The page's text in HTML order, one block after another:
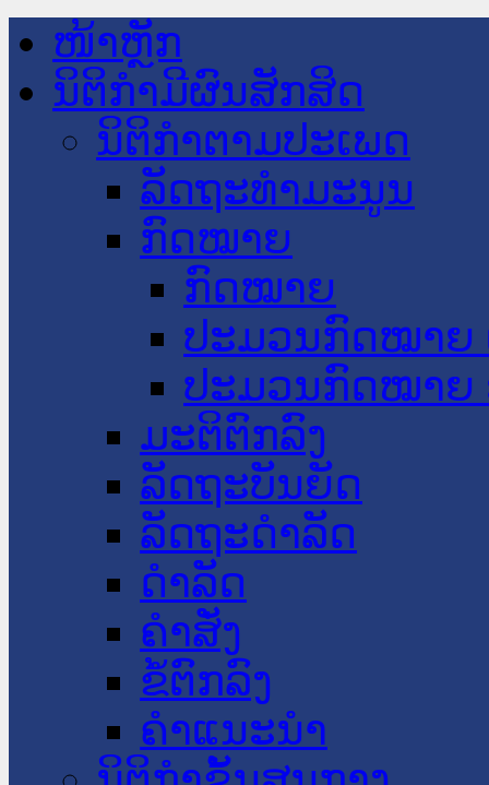
ໜ້າຫຼັກ
ນິຕິກໍາມີຜົນສັກສິດ
ນິຕິກໍາຕາມປະເພດ
ລັດຖະທໍາມະນູນ
ກົດໝາຍ
ກົດໝາຍ
ປະມວນກົດໝາຍ
ປະມວນກົດໝາຍ
ມະຕິຕົກລົງ
ລັດຖະບັນຍັດ
ລັດຖະດໍາລັດ
ດໍາລັດ
ຄໍາສັ່ງ
ຂໍ້ຕົກລົງ
ຄໍາແນະນໍາ